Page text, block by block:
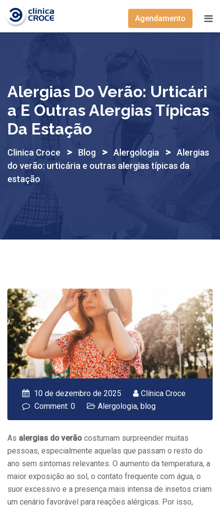
Skip
content
Agendamento
Alergias Do Verão: Urticári
A E Outras Alergias Típicas
Da Estação
Clinica Croce > Blog > Alergologia > Alergias
do verão: urticária e outras alergias típicas da
estação
10 de dezembro de 2025
Clínica Croce
Comment: 0
Alergologia, blog
As alergias do verão costumam surpreender muitas
pessoas, especialmente aquelas que passam o resto do
ano sem sintomas relevantes. O aumento da temperatura, a
maior exposição ao sol, o contato frequente com água, o
suor excessivo e a presença mais intensa de insetos criam
um cenário favorável para reações alérgicas. Por isso,